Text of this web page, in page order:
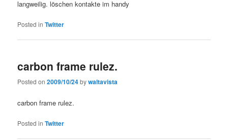
langweilig. löschen kontakte im handy
Posted in Twitter
carbon frame rulez.
Posted on2009/10/24bywaltavista
carbon frame rulez.
Posted in Twitter